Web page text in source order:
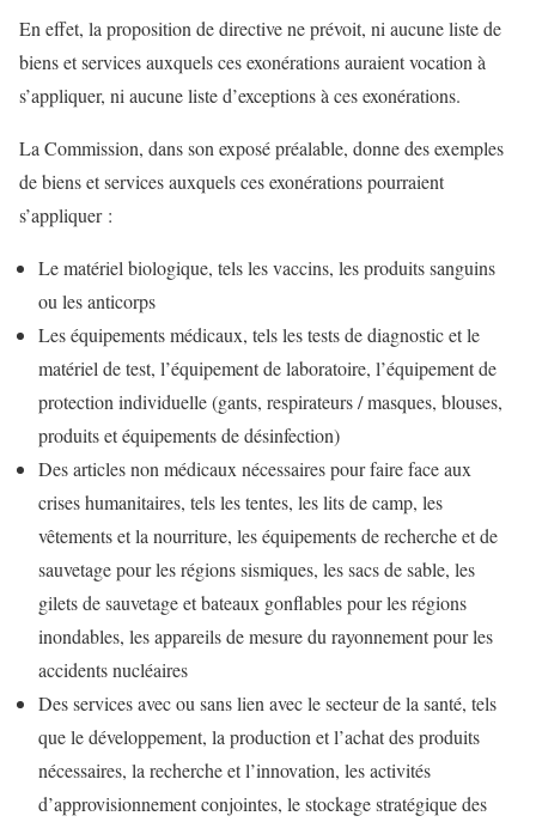
En effet, la proposition de directive ne prévoit, ni aucune liste de
biens et services auxquels ces exonérations auraient vocation à
s’appliquer, ni aucune liste d’exceptions à ces exonérations.
La Commission, dans son exposé préalable, donne des exemples
de biens et services auxquels ces exonérations pourraient
s’appliquer :
Le matériel biologique, tels les vaccins, les produits sanguins
ou les anticorps
Les équipements médicaux, tels les tests de diagnostic et le
matériel de test, l’équipement de laboratoire, l’équipement de
protection individuelle (gants, respirateurs / masques, blouses,
produits et équipements de désinfection)
Des articles non médicaux nécessaires pour faire face aux
crises humanitaires, tels les tentes, les lits de camp, les
vêtements et la nourriture, les équipements de recherche et de
sauvetage pour les régions sismiques, les sacs de sable, les
gilets de sauvetage et bateaux gonflables pour les régions
inondables, les appareils de mesure du rayonnement pour les
accidents nucléaires
Des services avec ou sans lien avec le secteur de la santé, tels
que le développement, la production et l’achat des produits
nécessaires, la recherche et l’innovation, les activités
d’approvisionnement conjointes, le stockage stratégique des